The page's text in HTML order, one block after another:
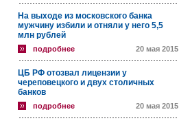
На выходе из московского банка
мужчину избили и отняли у него 5,5
млн рублей
подробнее 20 мая 2015
ЦБ РФ отозвал лицензии у
череповецкого и двух столичных
банков
подробнее 20 мая 2015